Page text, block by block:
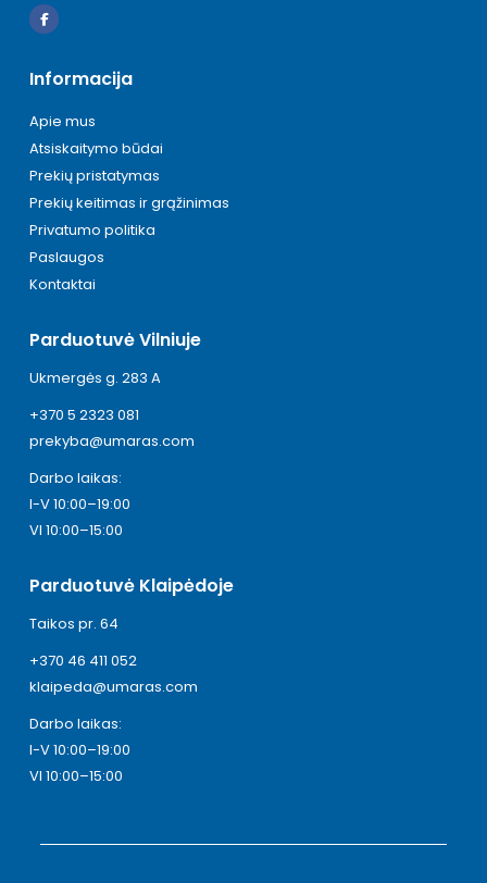
Informacija
Apie mus
Atsiskaitymo būdai
Prekių pristatymas
Prekių keitimas ir grąžinimas
Privatumo politika
Paslaugos
Kontaktai
Parduotuvė Vilniuje
Ukmergės g. 283 A
+370 5 2323 081
prekyba@umaras.com
Darbo laikas:
I-V 10:00–19:00
VI 10:00–15:00
Parduotuvė Klaipėdoje
Taikos pr. 64
+370 46 411 052
klaipeda@umaras.com
Darbo laikas:
I-V 10:00–19:00
VI 10:00–15:00